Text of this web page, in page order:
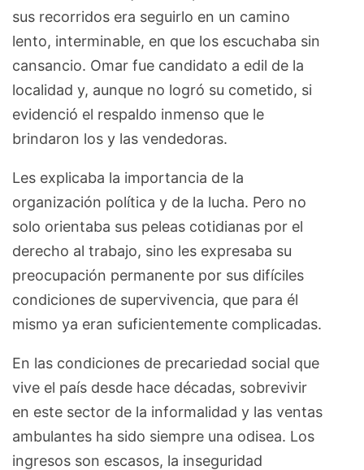
sus recorridos era seguirlo en un camino
lento, interminable, en que los escuchaba sin
cansancio. Omar fue candidato a edil de la
localidad y, aunque no logró su cometido, si
evidenció el respaldo inmenso que le
brindaron los y las vendedoras.
Les explicaba la importancia de la
organización política y de la lucha. Pero no
solo orientaba sus peleas cotidianas por el
derecho al trabajo, sino les expresaba su
preocupación permanente por sus difíciles
condiciones de supervivencia, que para él
mismo ya eran suficientemente complicadas.
En las condiciones de precariedad social que
vive el país desde hace décadas, sobrevivir
en este sector de la informalidad y las ventas
ambulantes ha sido siempre una odisea. Los
ingresos son escasos, la inseguridad